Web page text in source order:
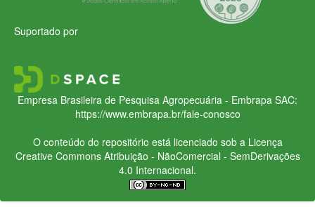
Suportado por
Empresa Brasileira de Pesquisa Agropecuária - Embrapa SAC:
https://www.embrapa.br/fale-conosco
O conteúdo do repositório está licenciado sob a Licença
Creative CommonsAtribuição - NãoComercial - SemDerivações
4.0 Internacional.